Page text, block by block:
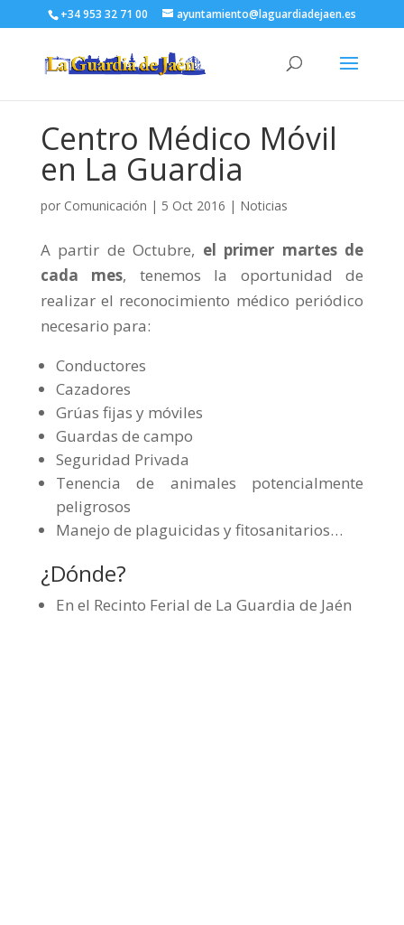
+34 953 32 71 00 ayuntamiento@laguardiadejaen.es
Centro Médico Móvil
en La Guardia
por Comunicación | 5 Oct 2016 | Noticias
A partir de Octubre, el primer martes de
cada mes, tenemos la oportunidad de
realizar el reconocimiento médico periódico
necesario para:
Conductores
Cazadores
Grúas fijas y móviles
Guardas de campo
Seguridad Privada
Tenencia de animales potencialmente
peligrosos
Manejo de plaguicidas y fitosanitarios…
¿Dónde?
En el Recinto Ferial de La Guardia de Jaén